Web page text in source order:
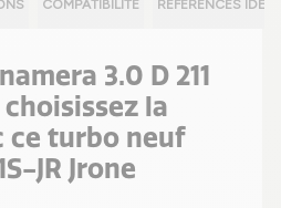
COMPATIBILITÉ RÉFÉRENCES
3.0 D 211
choisissez la
ce turbo neuf
JR Jrone